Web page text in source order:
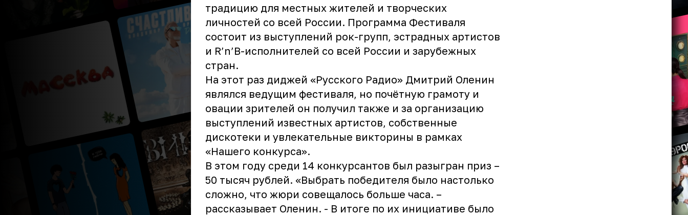
традицию для местных жителей и творческих
личностей со всей России. Программа Фестиваля
состоит из выступлений рок-групп, эстрадных артистов
и R’n’B-исполнителей со всей России и зарубежных
стран.
На этот раз диджей «Русского Радио» Дмитрий Оленин
являлся ведущим фестиваля, но почётную грамоту и
овации зрителей он получил также и за организацию
выступлений известных артистов, собственные
дискотеки и увлекательные викторины в рамках
«Нашего конкурса».
В этом году среди 14 конкурсантов был разыгран приз –
50 тысяч рублей. «Выбрать победителя было настолько
сложно, что жюри совещалось больше часа. –
рассказывает Оленин. - В итоге по их инициативе было